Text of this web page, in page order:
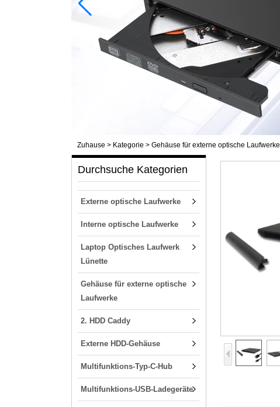
Zuhause > Kategorie > Gehäuse für externe optische Laufwerke
Durchsuche Kategorien
Externe optische Laufwerke
Interne optische Laufwerke
Laptop Optisches Laufwerk
Lünette
Gehäuse für externe optische
Laufwerke
2. HDD Caddy
Externe HDD-Gehäuse
Multifunktions-Typ-C-Hub
Multifunktions-USB-Ladegeräte